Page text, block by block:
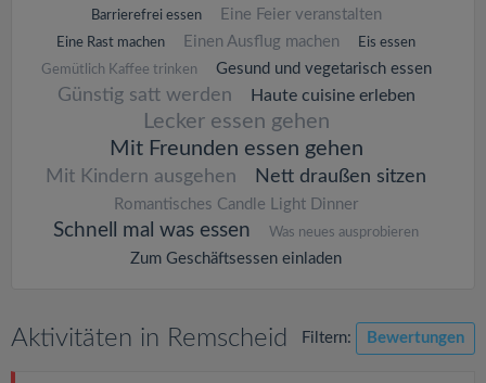
Barrierefrei essen Eine Feier veranstalten
Eine Rast machen Einen Ausflug machen
Eis essen
Gemütlich Kaffee trinken
Gesund und vegetarisch essen
Günstig satt werden Haute cuisine erleben
Lecker essen gehen
Mit Freunden essen gehen
Mit Kindern ausgehen Nett draußen sitzen
Romantisches Candle Light Dinner
Schnell mal was essen Was neues ausprobieren
Zum Geschäftsessen einladen
Aktivitäten in Remscheid Filtern: Bewertungen